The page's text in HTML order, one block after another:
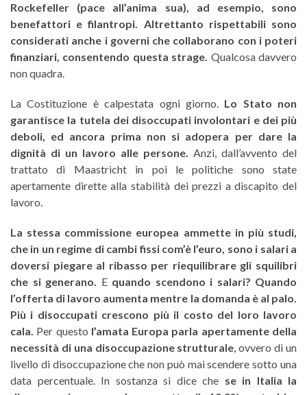
Rockefeller (pace all’anima sua), ad esempio, sono
benefattori e filantropi. Altrettanto rispettabili sono
considerati anche i governi che collaborano con i poteri
finanziari, consentendo questa strage. Qualcosa davvero
non quadra.
La Costituzione è calpestata ogni giorno. Lo Stato non
garantisce la tutela dei disoccupati involontari e dei più
deboli, ed ancora prima non si adopera per dare la
dignità di un lavoro alle persone. Anzi, dall’avvento del
trattato di Maastricht in poi le politiche sono state
apertamente dirette alla stabilità dei prezzi a discapito del
lavoro.
La stessa commissione europea ammette in più studi,
che in un regime di cambi fissi com’è l’euro, sono i salari a
doversi piegare al ribasso per riequilibrare gli squilibri
che si generano. E quando scendono i salari? Quando
l’offerta di lavoro aumenta mentre la domanda è al palo.
Più i disoccupati crescono più il costo del loro lavoro
cala. Per questo l’amata Europa parla apertamente della
necessità di una disoccupazione strutturale, ovvero di un
livello di disoccupazione che non può mai scendere sotto una
data percentuale. In sostanza si dice che se in Italia la